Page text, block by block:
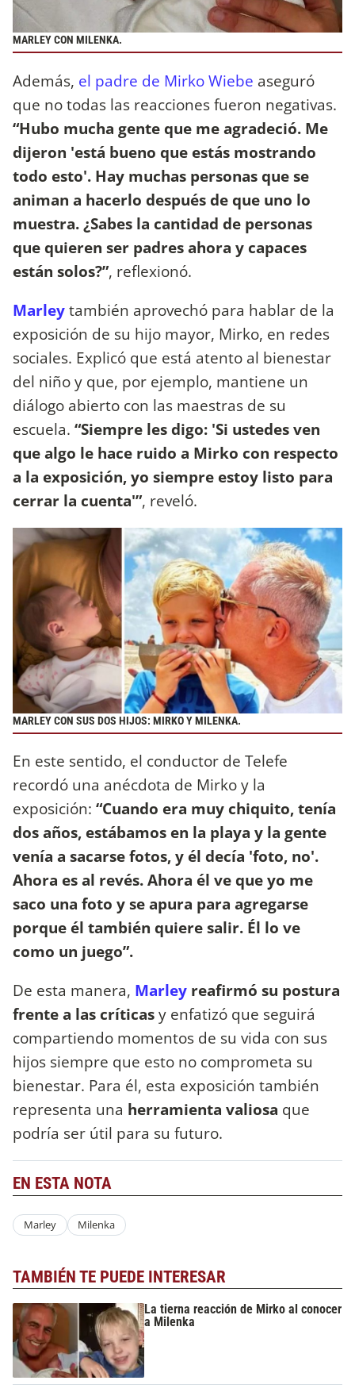
MARLEY CON MILENKA.
Además, el padre de Mirko Wiebe aseguró
que no todas las reacciones fueron negativas.
“Hubo mucha gente que me agradeció. Me
dijeron 'está bueno que estás mostrando
todo esto'. Hay muchas personas que se
animan a hacerlo después de que uno lo
muestra. ¿Sabes la cantidad de personas
que quieren ser padres ahora y capaces
están solos?”, reflexionó.
Marleytambién aprovechó para hablar de la
exposición de su hijo mayor, Mirko, en redes
sociales. Explicó que está atento al bienestar
del niño y que, por ejemplo, mantiene un
diálogo abierto con las maestras de su
escuela. “Siempre les digo: 'Si ustedes ven
que algo le hace ruido a Mirko con respecto
a la exposición, yo siempre estoy listo para
cerrar la cuenta'”, reveló.
MARLEY CON SUS DOS HIJOS: MIRKO Y MILENKA.
En este sentido, el conductor de Telefe
recordó una anécdota de Mirko y la
exposición: “Cuando era muy chiquito, tenía
dos años, estábamos en la playa y la gente
venía a sacarse fotos, y él decía 'foto, no'.
Ahora es al revés. Ahora él ve que yo me
saco una foto y se apura para agregarse
porque él también quiere salir. Él lo ve
como un juego”.
De esta manera, Marley reafirmó su postura
frente a las críticasy enfatizó que seguirá
compartiendo momentos de su vida con sus
hijos siempre que esto no comprometa su
bienestar. Para él, esta exposición también
representa una herramienta valiosa que
podría ser útil para su futuro.
EN ESTA NOTA
Marley Milenka
TAMBIÉN TE PUEDE INTERESAR
La tierna reacción de Mirko al conocer
a Milenka